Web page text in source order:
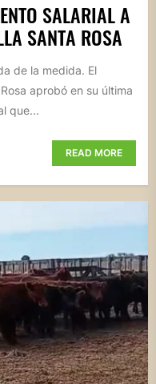
SALARIAL A
SANTA ROSA
de la medida. El
aprobó en su última
que...
READ MORE